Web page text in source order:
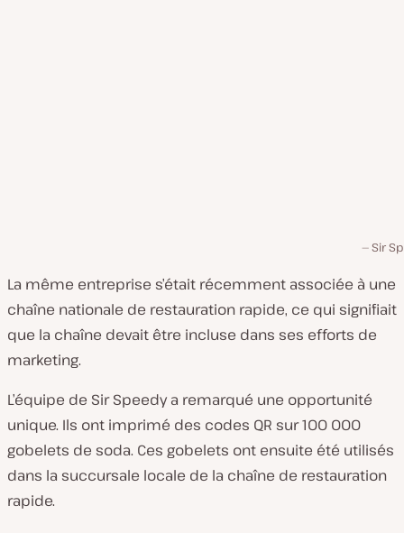
Sir
La même entreprise s’était récemment associée à une
chaîne nationale de restauration rapide, ce qui signifiait
que la chaîne devait être incluse dans ses efforts de
marketing.
L’équipe de Sir Speedy a remarqué une opportunité
unique. Ils ont imprimé des codes QR sur 100 000
gobelets de soda. Ces gobelets ont ensuite été utilisés
dans la succursale locale de la chaîne de restauration
rapide.